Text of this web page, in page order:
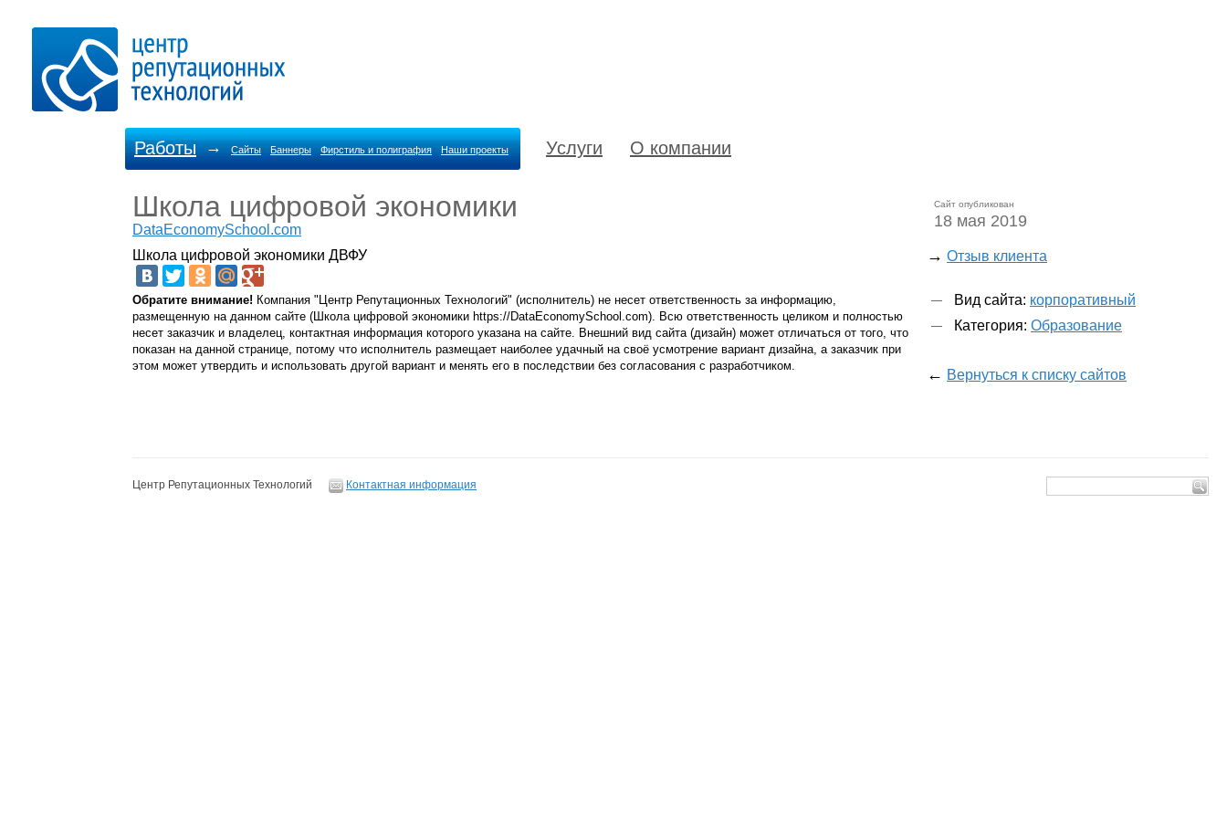
Работы → Сайты Баннеры Фирстиль и полиграфия Наши проекты Услуги О компании
Школа цифровой экономики
DataEconomySchool.com
Сайт опубликован
18 мая 2019
→ Отзыв клиента
Вид сайта: корпоративный
Категория: Образование
← Вернуться к списку сайтов
Школа цифровой экономики ДВФУ
Обратите внимание! Компания "Центр Репутационных Технологий" (исполнитель) не несет ответственность за информацию,
размещенную на данном сайте (Школа цифровой экономики https://DataEconomySchool.com). Всю ответственность целиком и полностью
несет заказчик и владелец, контактная информация которого указана на сайте. Внешний вид сайта (дизайн) может отличаться от того, что
показан на данной странице, потому что исполнитель размещает наиболее удачный на своё усмотрение вариант дизайна, а заказчик при
этом может утвердить и использовать другой вариант и менять его в последствии без согласования с разработчиком.
Центр Репутационных Технологий Контактная информация